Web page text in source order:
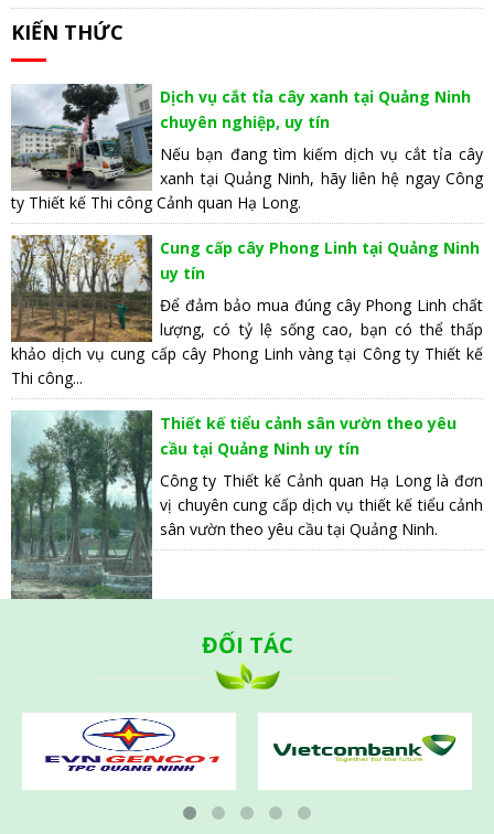
KIẾN THỨC
Dịch vụ cắt tỉa cây xanh tại Quảng Ninh
chuyên nghiệp, uy tín
Nếu bạn đang tìm kiếm dịch vụ cắt tỉa cây
xanh tại Quảng Ninh, hãy liên hệ ngay Công
ty Thiết kế Thi công Cảnh quan Hạ Long.
Cung cấp cây Phong Linh tại Quảng Ninh
uy tín
Để đảm bảo mua đúng cây Phong Linh chất
lượng, có tỷ lệ sống cao, bạn có thể thấp
khảo dịch vụ cung cấp cây Phong Linh vàng tại Công ty Thiết kế
Thi công...
Thiết kế tiểu cảnh sân vườn theo yêu
cầu tại Quảng Ninh uy tín
Công ty Thiết kế Cảnh quan Hạ Long là đơn
vị chuyên cung cấp dịch vụ thiết kế tiểu cảnh
sân vườn theo yêu cầu tại Quảng Ninh.
ĐỐI TÁC